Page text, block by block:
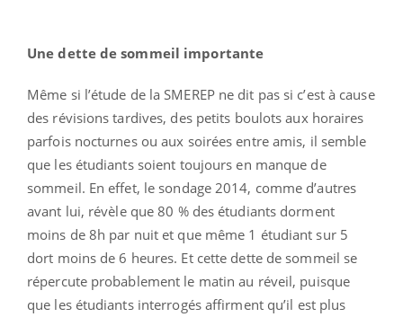
Une dette de sommeil importante
Même si l’étude de la SMEREP ne dit pas si c’est à cause
des révisions tardives, des petits boulots aux horaires
parfois nocturnes ou aux soirées entre amis, il semble
que les étudiants soient toujours en manque de
sommeil. En effet, le sondage 2014, comme d’autres
avant lui, révèle que 80 % des étudiants dorment
moins de 8h par nuit et que même 1 étudiant sur 5
dort moins de 6 heures. Et cette dette de sommeil se
répercute probablement le matin au réveil, puisque
que les étudiants interrogés affirment qu’il est plus